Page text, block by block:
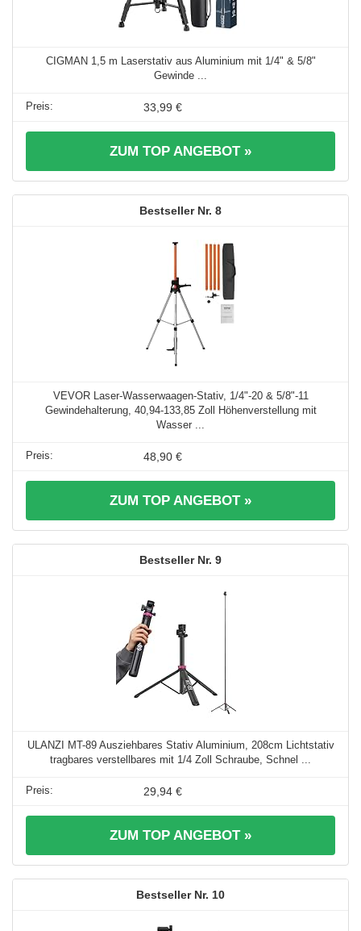
CIGMAN 1,5 m Laserstativ aus Aluminium mit 1/4" & 5/8"
Gewinde ...
33,99 €
ZUM TOP ANGEBOT »
8
VEVOR Laser-Wasserwaagen-Stativ, 1/4"-20 & 5/8"-11
Gewindehalterung, 40,94-133,85 Zoll Höhenverstellung mit
Wasser ...
48,90 €
ZUM TOP ANGEBOT »
9
ULANZI MT-89 Ausziehbares Stativ Aluminium, 208cm Lichtstativ
tragbares verstellbares mit 1/4 Zoll Schraube, Schnel ...
29,94 €
ZUM TOP ANGEBOT »
10